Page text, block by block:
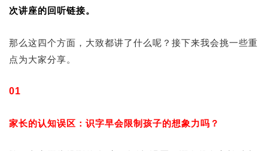
次讲座的回听链接。
那么这四个方面，大致都讲了什么呢？接下来我会挑一些重
点为大家分享。
01
家长的认知误区：识字早会限制孩子的想象力吗？